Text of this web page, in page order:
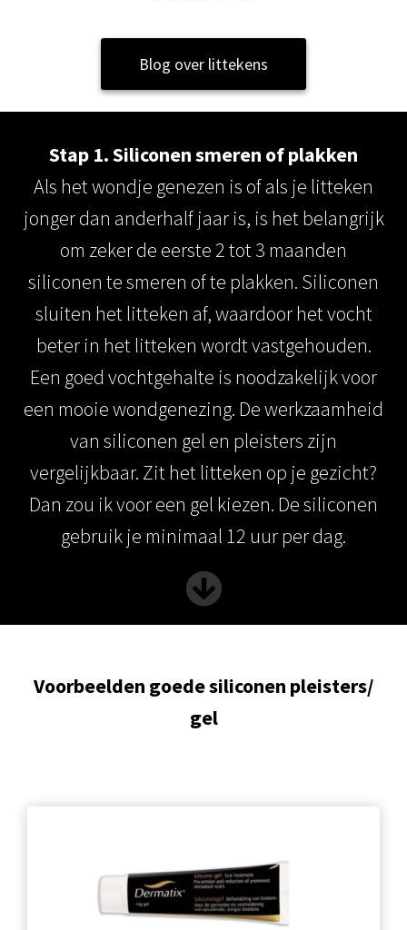
Blog over littekens
Stap 1. Siliconen smeren of plakken
Als het wondje genezen is of als je litteken
jonger dan anderhalf jaar is, is het belangrijk
om zeker de eerste 2 tot 3 maanden
siliconen te smeren of te plakken. Siliconen
sluiten het litteken af, waardoor het vocht
beter in het litteken wordt vastgehouden.
Een goed vochtgehalte is noodzakelijk voor
een mooie wondgenezing. De werkzaamheid
van siliconen gel en pleisters zijn
vergelijkbaar. Zit het litteken op je gezicht?
Dan zou ik voor een gel kiezen. De siliconen
gebruik je minimaal 12 uur per dag.
Voorbeelden goede siliconen pleisters/
gel